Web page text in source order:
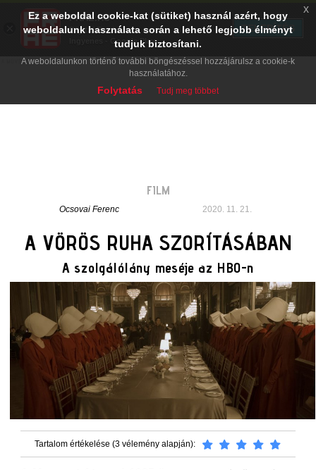
FILM
Ocsovai Ferenc 2020. 11. 21.
A VÖRÖS RUHA SZORÍTÁSÁBAN
A szolgálólány meséje az HBO-n
Tartalom értékelése (3 vélemény alapján):
Ez a weboldal cookie-kat (sütiket) használ azért, hogy
weboldalunk használata során a lehető legjobb élményt
tudjuk biztosítani.
A weboldalunkon történő további böngészéssel hozzájárulsz a cookie-k
használatához.
Folytatás Tudj meg többet
x
PRAE.HU
Digital Evolution
Ingyenes - Google Play
TELEPÍTÉS